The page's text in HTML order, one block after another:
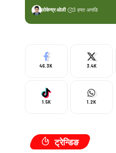
लोकेन्द्र ओली 3 हप्ता अगाडि
46.3K 3.4K
1.5K 1.2K
ट्रेन्डिङ